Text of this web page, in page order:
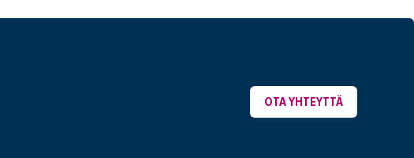
OTA YHTEYTTÄ